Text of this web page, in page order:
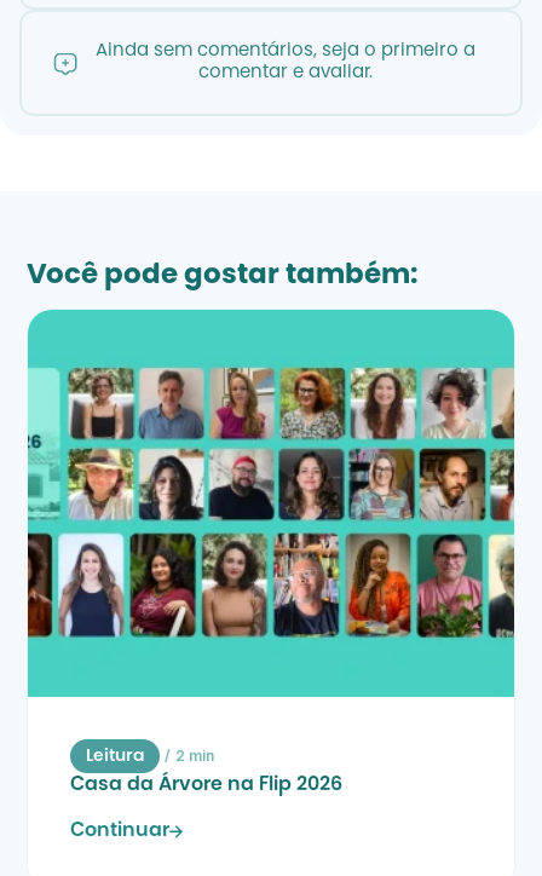
Ainda sem comentários, seja o primeiro a
comentar e avaliar.
Você pode gostar também:
Leitura / 2 min
Casa da Árvore na Flip 2026
Continuar